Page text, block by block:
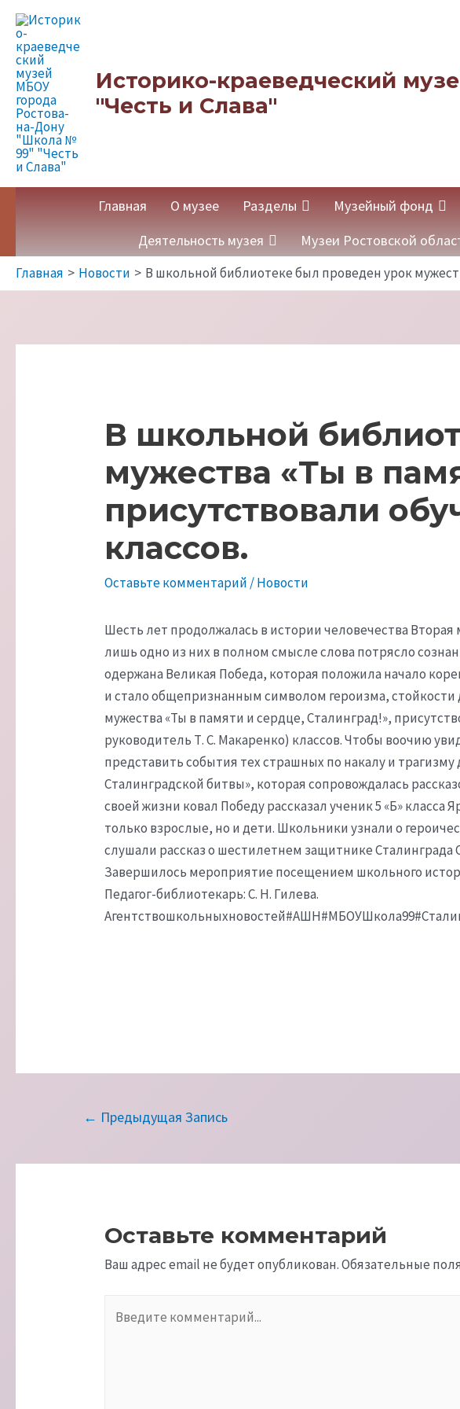
Перейти
содержимому
Историко-краеведческий
"Честь и Слава"
Главная О музее Разделы Музейный фонд
Деятельность музея
Музеи Ростовской
Главная Новости В школьной библиотеке был проведен урок
В школьной
мужества «Ты в
присутствовали
классов.
Оставьте комментарий /Новости
Шесть лет продолжалась в истории человечества
лишь одно из них в полном смысле слова потрясло
одержана Великая Победа, которая положила начало
и стало общепризнанным символом героизма,
мужества «Ты в памяти и сердце, Сталинград!»,
руководитель Т. С. Макаренко) классов. Чтобы воочию
представить события тех страшных по накалу и
Сталинградской битвы», которая сопровождалась
своей жизни ковал Победу рассказал ученик 5 «Б»
только взрослые, но и дети. Школьники узнали о
слушали рассказ о шестилетнем защитнике Сталинграда
Завершилось мероприятие посещением школьного
Педагог-библиотекарь: С. Н. Гилева.
Навигация
← Предыдущая Запись
Оставьте комментарий
Ваш адрес email не будет опубликован.Обязательные
комментарий...